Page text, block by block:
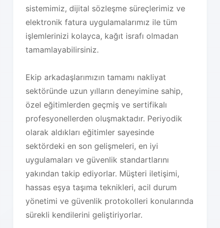
sistemimiz, dijital sözleşme süreçlerimiz ve
elektronik fatura uygulamalarımız ile tüm
işlemlerinizi kolayca, kağıt israfı olmadan
tamamlayabilirsiniz.
Ekip arkadaşlarımızın tamamı nakliyat
sektöründe uzun yılların deneyimine sahip,
özel eğitimlerden geçmiş ve sertifikalı
profesyonellerden oluşmaktadır. Periyodik
olarak aldıkları eğitimler sayesinde
sektördeki en son gelişmeleri, en iyi
uygulamaları ve güvenlik standartlarını
yakından takip ediyorlar. Müşteri iletişimi,
hassas eşya taşıma teknikleri, acil durum
yönetimi ve güvenlik protokolleri konularında
sürekli kendilerini geliştiriyorlar.